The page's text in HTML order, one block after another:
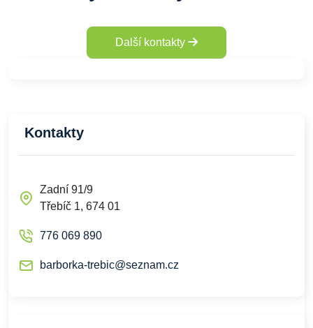
Další kontakty
Kontakty
Zadní 91/9
Třebíč 1, 674 01
776 069 890
barborka-trebic@seznam.cz